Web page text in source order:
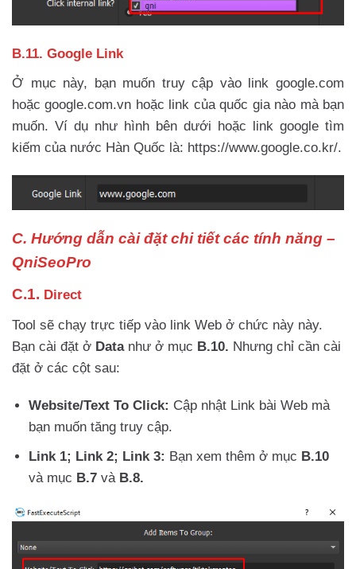
B.11. Google Link
Ở mục này, bạn muốn truy cập vào link google.com
hoặc google.com.vn hoặc link của quốc gia nào mà bạn
muốn. Ví dụ như hình bên dưới hoặc link google tìm
kiếm của nước Hàn Quốc là: https://www.google.co.kr/.
C. Hướng dẫn cài đặt chi tiết các tính năng –
QniSeoPro
C.1. Direct
Tool sẽ chạy trực tiếp vào link Web ở chức này này.
Bạn cài đặt ở Datanhư ở mục B.10. Nhưng chỉ cần cài
đặt ở các cột sau:
Website/Text To Click: Cập nhật Link bài Web mà
bạn muốn tăng truy cập.
Link 1; Link 2; Link 3: Bạn xem thêm ở mục B.10
và mục B.7 và B.8.